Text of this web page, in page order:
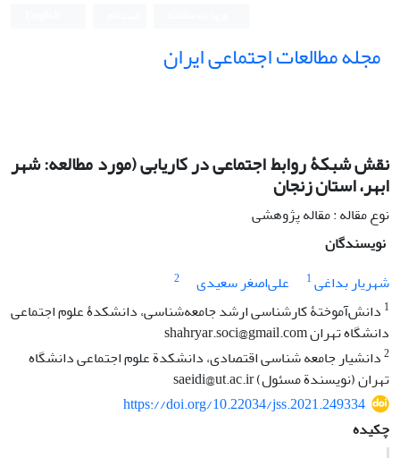
مجله مطالعات اجتماعی ایران
نقش شبکۀ روابط اجتماعی در کاریابی (مورد مطالعه: شهر
ابهر، استان زنجان
نوع مقاله : مقاله پژوهشی
نویسندگان
شهریار بداغی1 علی‌اصغر سعیدی
2
1 دانش‌آموختۀ کارشناسی ارشد جامعه‌شناسی، دانشکدۀ علوم اجتماعی
دانشگاه تهران shahryar.soci@gmail.com
2دانشیار جامعه شناسی اقتصادی، دانشکدة علوم اجتماعی دانشگاه
تهران (نویسندة مسئول) saeidi@ut.ac.ir
https://doi.org/10.22034/jss.2021.249334
چکیده